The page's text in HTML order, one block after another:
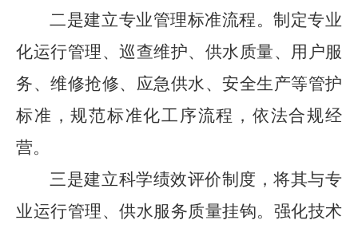
二是建立专业管理标准流程。制定专业
化运行管理、巡查维护、供水质量、用户服
务、维修抢修、应急供水、安全生产等管护
标准，规范标准化工序流程，依法合规经
营。
三是建立科学绩效评价制度，将其与专
业运行管理、供水服务质量挂钩。强化技术